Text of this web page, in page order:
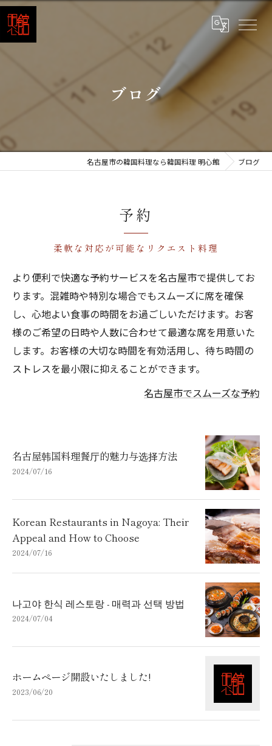
ブログ
名古屋市の韓国料理なら韓国料理 明心館 ブログ
予約
柔軟な対応が可能なリクエスト料理
より便利で快適な予約サービスを名古屋市で提供してお
ります。混雑時や特別な場合でもスムーズに席を確保
し、心地よい食事の時間をお過ごしいただけます。お客
様のご希望の日時や人数に合わせて最適な席を用意いた
します。お客様の大切な時間を有効活用し、待ち時間の
ストレスを最小限に抑えることができます。
名古屋市でスムーズな予約
名古屋韩国料理餐厅的魅力与选择方法
2024/07/16
Korean Restaurants in Nagoya: Their
Appeal and How to Choose
2024/07/16
나고야 한식 레스토랑 - 매력과 선택 방법
2024/07/04
ホームページ開設いたしました!
2023/06/20